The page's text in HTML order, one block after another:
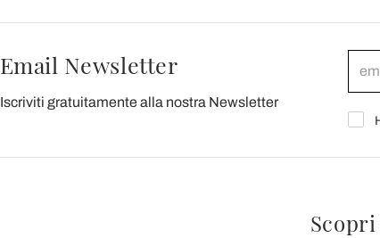
Email Newsletter
Iscriviti gratuitamente alla nostra Newsletter